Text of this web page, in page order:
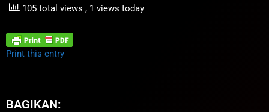
105 total views , 1 views today
Print this entry
BAGIKAN: